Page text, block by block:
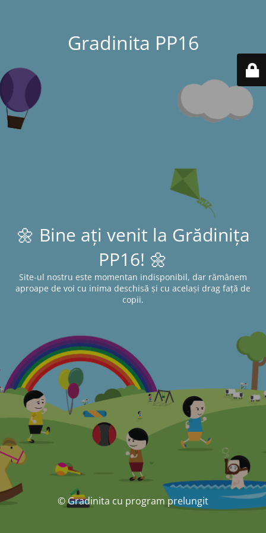
Gradinita PP16
🌼 Bine ați venit la Grădinița
PP16! 🌼
Site-ul nostru este momentan indisponibil, dar rămânem
aproape de voi cu inima deschisă și cu același drag față de
copii.
© Gradinita cu program prelungit